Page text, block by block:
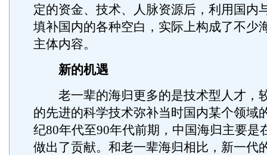
定的资金、技术、人脉资源后，利用国内
填补国内的各种空白，实际上构成了不少
主体内容。
新的机遇
老一辈的海归更多的是技术型人才，
的先进的科学技术弥补当时国内某个领域
纪80年代至90年代前期，中国海归主要是
做出了贡献。和老一辈海归相比，新一代